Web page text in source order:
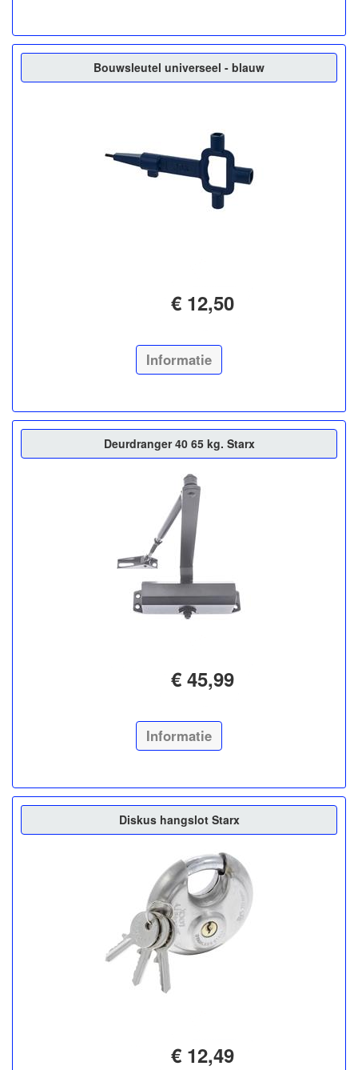
Bouwsleutel universeel - blauw
€ 12,50
Informatie
Deurdranger 40 65 kg. Starx
€ 45,99
Informatie
Diskus hangslot Starx
€ 12,49